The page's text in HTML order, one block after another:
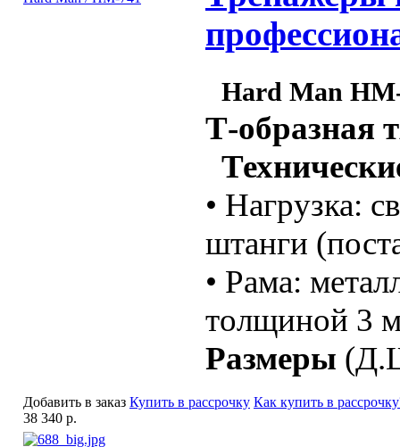
Hard Man
Т-образная
• Нагрузка:
штанги
• Рама:
толщиной 3
Размеры
Добавить в заказ Купить в рассрочку Как купить в
38 340 р.